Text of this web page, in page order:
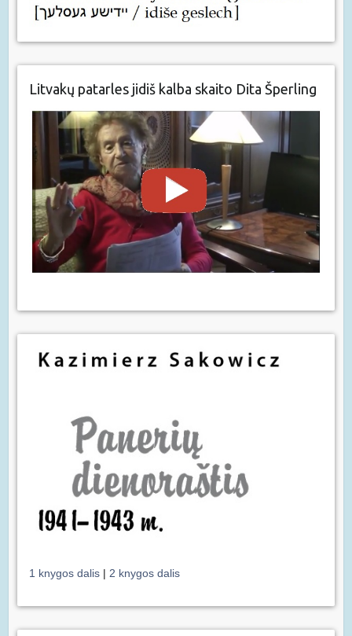
Litvakų patarles jidiš kalba skaito Dita Šperling
1 knygos dalis | 2 knygos dalis